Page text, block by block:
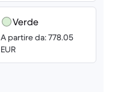
Verde
A partire da: 778.05
EUR